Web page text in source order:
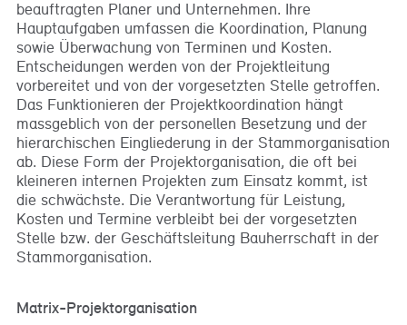
beauftragten Planer und Unternehmen. Ihre
Hauptaufgaben umfassen die Koordination, Planung
sowie Überwachung von Terminen und Kosten.
Entscheidungen werden von der Projektleitung
vorbereitet und von der vorgesetzten Stelle getroffen.
Das Funktionieren der Projektkoordination hängt
massgeblich von der personellen Besetzung und der
hierarchischen Eingliederung in der Stammorganisation
ab. Diese Form der Projektorganisation, die oft bei
kleineren internen Projekten zum Einsatz kommt, ist
die schwächste. Die Verantwortung für Leistung,
Kosten und Termine verbleibt bei der vorgesetzten
Stelle bzw. der Geschäftsleitung Bauherrschaft in der
Stammorganisation.
Matrix-Projektorganisation